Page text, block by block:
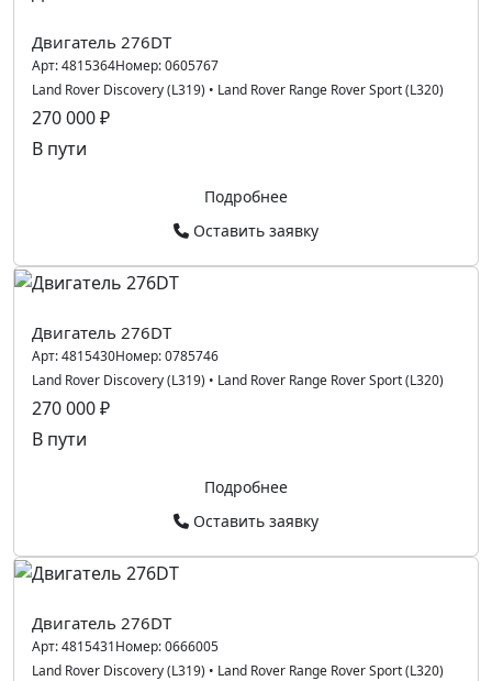
Двигатель 276DT
Арт:4815364Номер:0605767
Land Rover Discovery (L319) • Land Rover Range Rover Sport (L320)
270 000 ₽
В пути
Подробнее
Оставить заявку
Двигатель 276DT
Арт:4815430Номер:0785746
Land Rover Discovery (L319) • Land Rover Range Rover Sport (L320)
270 000 ₽
В пути
Подробнее
Оставить заявку
Двигатель 276DT
Арт:4815431Номер:0666005
Land Rover Discovery (L319) • Land Rover Range Rover Sport (L320)